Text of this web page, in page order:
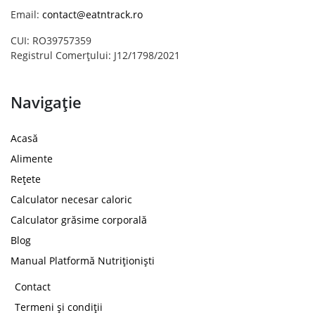
Email: contact@eatntrack.ro
CUI: RO39757359
Registrul Comerțului: J12/1798/2021
Navigație
Acasă
Alimente
Rețete
Calculator necesar caloric
Calculator grăsime corporală
Blog
Manual Platformă Nutriționiști
Contact
Termeni și condiții